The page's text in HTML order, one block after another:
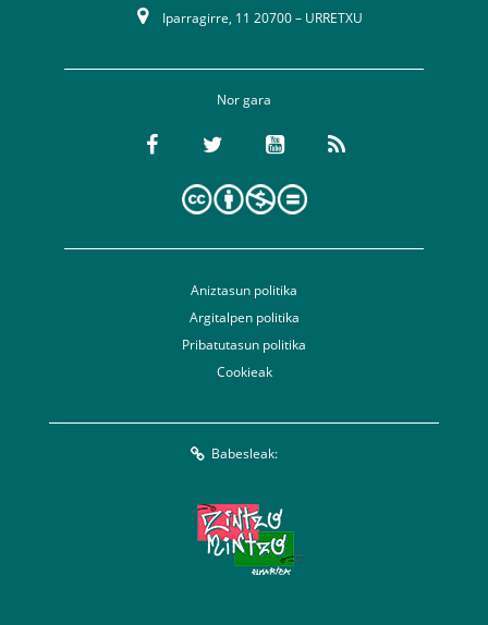
Iparragirre, 11 20700 – URRETXU
Nor gara
Aniztasun politika
Argitalpen politika
Pribatutasun politika
Cookieak
Babesleak: